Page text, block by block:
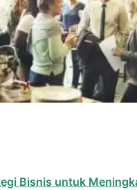
Bisnis untuk